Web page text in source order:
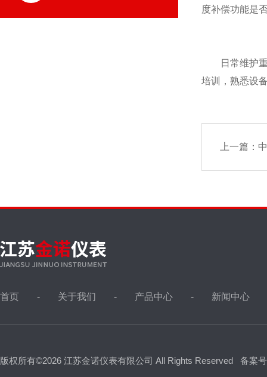
度补偿功能是
日常维护重
培训，熟悉设
上一篇：
首页 关于我们 产品中心 新闻中心
版权所有©2026 江苏金诺仪表有限公司 All Rights Reserved 备案